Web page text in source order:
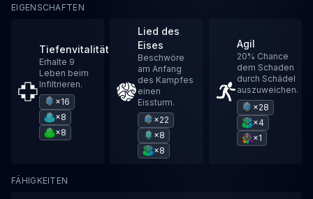
EIGENSCHAFTEN
Tiefenvitalität
Erhalte 9
Leben beim
Infiltrieren.
×16
×8
×8
Lied des
Eises
Beschwöre
am Anfang
des Kampfes
einen
Eissturm.
×22
×8
×8
Agil
20% Chance
dem Schaden
durch Schädel
auszuweichen.
×28
×4
×1
FÄHIGKEITEN